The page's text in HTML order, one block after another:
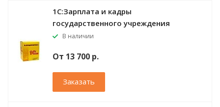
1С:Зарплата и кадры
государственного учреждения
В наличии
От 13 700 р.
Заказать